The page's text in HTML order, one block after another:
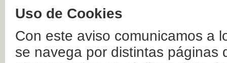
Uso de Cookies
Con este aviso comunicamos a
se navega por distintas páginas